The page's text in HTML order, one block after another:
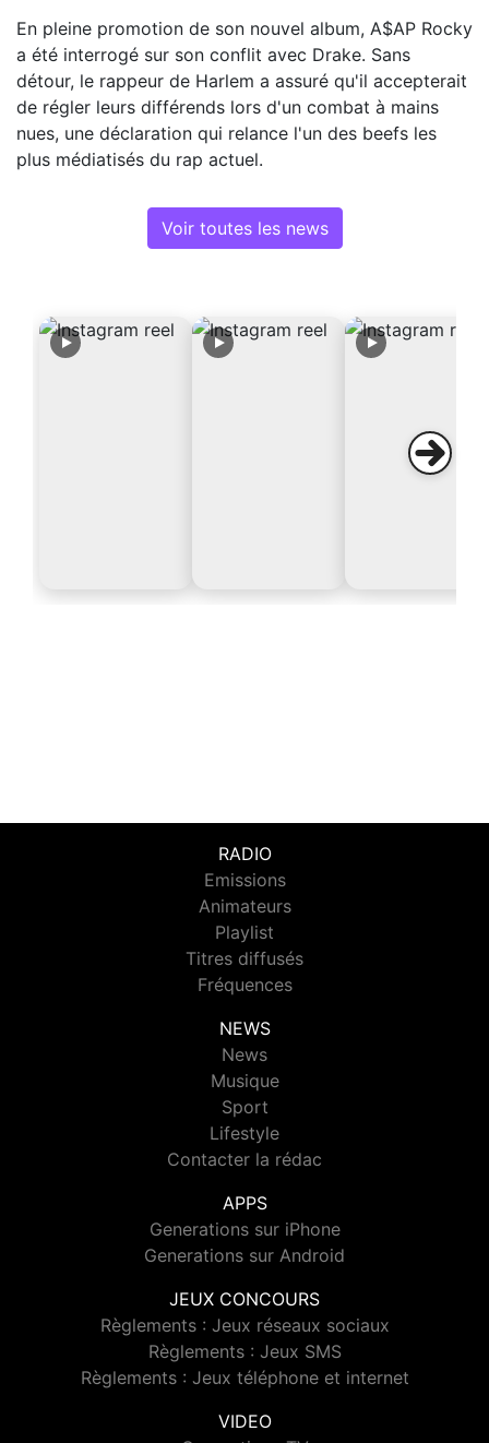
En pleine promotion de son nouvel album, A$AP Rocky
a été interrogé sur son conflit avec Drake. Sans
détour, le rappeur de Harlem a assuré qu'il accepterait
de régler leurs différends lors d'un combat à mains
nues, une déclaration qui relance l'un des beefs les
plus médiatisés du rap actuel.
Voir toutes les news
RADIO
Emissions
Animateurs
Playlist
Titres diffusés
Fréquences
NEWS
News
Musique
Sport
Lifestyle
Contacter la rédac
APPS
Generations sur iPhone
Generations sur Android
JEUX CONCOURS
Règlements : Jeux réseaux sociaux
Règlements : Jeux SMS
Règlements : Jeux téléphone et internet
VIDEO